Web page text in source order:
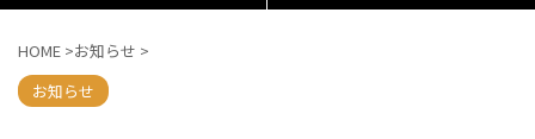
HOME >お知らせ >
お知らせ